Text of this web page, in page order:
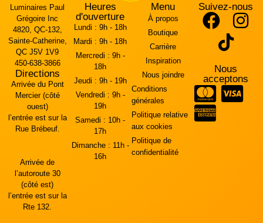
Luminaires Paul
Grégoire Inc
4820, QC-132,
Sainte-Catherine,
QC J5V 1V9
450-638-3866
Directions
Arrivée du Pont
Mercier (côté
ouest)
l’entrée est sur la
Rue Brébeuf.
Arrivée de
l’autoroute 30
(côté est)
l’entrée est sur la
Rte 132.
Heures
d'ouverture
Lundi : 9h - 18h
Mardi : 9h - 18h
Mercredi : 9h -
18h
Jeudi : 9h - 19h
Vendredi : 9h -
19h
Samedi : 10h -
17h
Dimanche : 11h -
16h
Menu
À propos
Boutique
Carrière
Inspiration
Nous joindre
Conditions
générales
Politique relative
aux cookies
Politique de
confidentialité
Suivez-nous
Nous
acceptons